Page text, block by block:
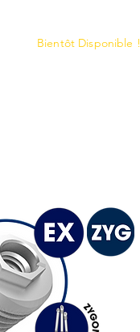
Bientôt Disponible !